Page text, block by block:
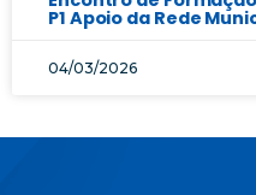
P1 Apoio da Rede
04/03/2026